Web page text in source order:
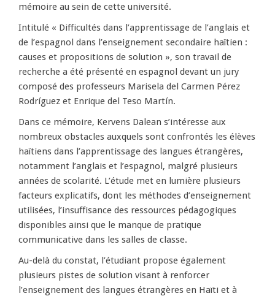
mémoire au sein de cette université.
Intitulé « Difficultés dans l’apprentissage de l’anglais et
de l’espagnol dans l’enseignement secondaire haïtien :
causes et propositions de solution », son travail de
recherche a été présenté en espagnol devant un jury
composé des professeurs Marisela del Carmen Pérez
Rodríguez et Enrique del Teso Martín.
Dans ce mémoire, Kervens Dalean s’intéresse aux
nombreux obstacles auxquels sont confrontés les élèves
haïtiens dans l’apprentissage des langues étrangères,
notamment l’anglais et l’espagnol, malgré plusieurs
années de scolarité. L’étude met en lumière plusieurs
facteurs explicatifs, dont les méthodes d’enseignement
utilisées, l’insuffisance des ressources pédagogiques
disponibles ainsi que le manque de pratique
communicative dans les salles de classe.
Au-delà du constat, l’étudiant propose également
plusieurs pistes de solution visant à renforcer
l’enseignement des langues étrangères en Haïti et à